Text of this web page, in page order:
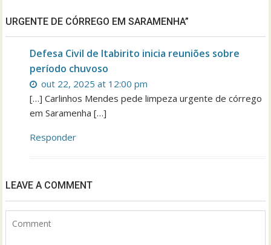
URGENTE DE CÓRREGO EM SARAMENHA”
Defesa Civil de Itabirito inicia reuniões sobre
período chuvoso
out 22, 2025 at 12:00 pm
[…] Carlinhos Mendes pede limpeza urgente de córrego
em Saramenha […]
Responder
LEAVE A COMMENT